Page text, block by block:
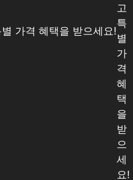
고
특
별
가
격
혜
택
을
받
으
세
요!